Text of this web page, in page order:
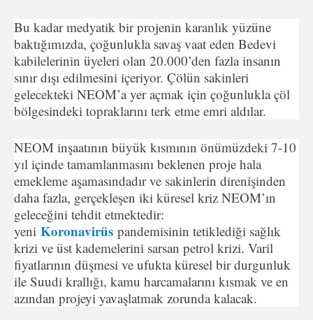
Bu kadar medyatik bir projenin karanlık yüzüne
baktığımızda, çoğunlukla savaş vaat eden Bedevi
kabilelerinin üyeleri olan 20.000’den fazla insanın
sınır dışı edilmesini içeriyor. Çölün sakinleri
gelecekteki NEOM’a yer açmak için çoğunlukla çöl
bölgesindeki topraklarını terk etme emri aldılar.
NEOM inşaatının büyük kısmının önümüzdeki 7-10
yıl içinde tamamlanmasını beklenen proje hala
emekleme aşamasındadır ve sakinlerin direnişinden
daha fazla, gerçekleşen iki küresel kriz NEOM’ın
geleceğini tehdit etmektedir:
yeni Koronavirüs pandemisinin tetiklediği sağlık
krizi ve üst kademelerini sarsan petrol krizi. Varil
fiyatlarının düşmesi ve ufukta küresel bir durgunluk
ile Suudi krallığı, kamu harcamalarını kısmak ve en
azından projeyi yavaşlatmak zorunda kalacak.